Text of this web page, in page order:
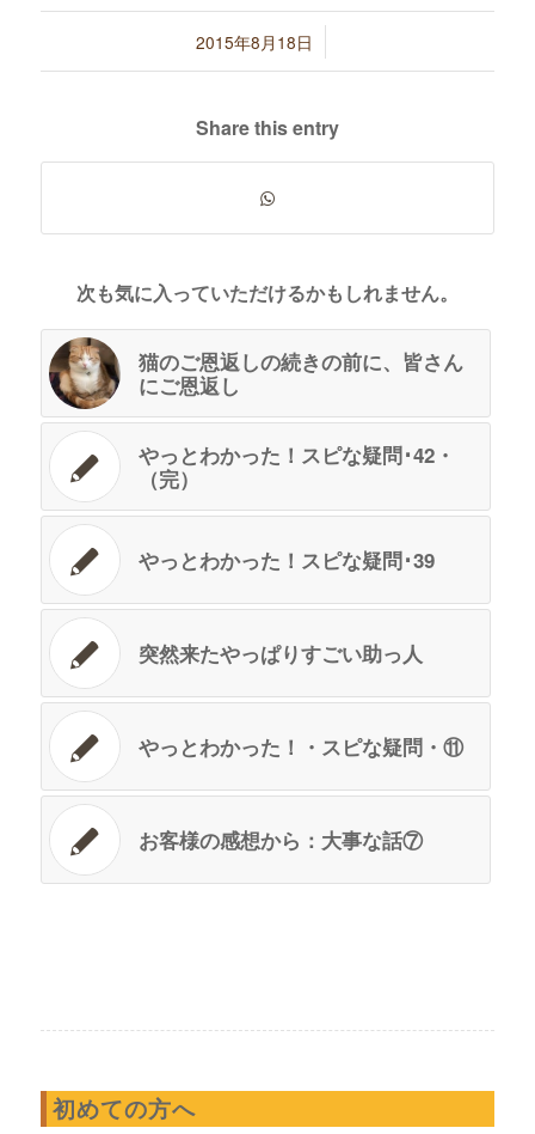
2015年8月18日
/
Share this entry
次も気に入っていただけるかもしれません。
猫のご恩返しの続きの前に、皆さん
にご恩返し
やっとわかった！スピな疑問･42・
（完）
やっとわかった！スピな疑問･39
突然来たやっぱりすごい助っ人
やっとわかった！・スピな疑問・⑪
お客様の感想から：大事な話⑦
初めての方へ